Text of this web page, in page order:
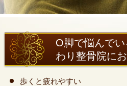
O脚で悩んで
わり整骨院に
歩くと疲れやすい